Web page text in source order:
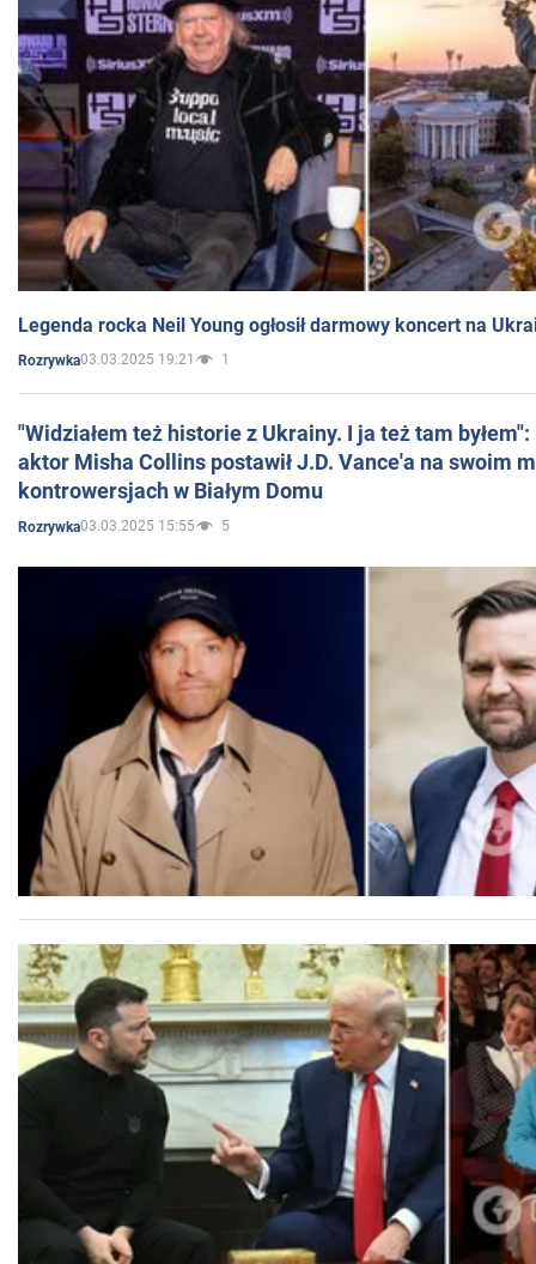
Legenda rocka Neil Young ogłosił darmowy koncert na
Rozrywka03.03.2025 19:21 1
"Widziałem też historie z Ukrainy. I ja też tam
aktor Misha Collins postawił J.D. Vance'a na swoim
kontrowersjach w Białym Domu
Rozrywka03.03.2025 15:55 5